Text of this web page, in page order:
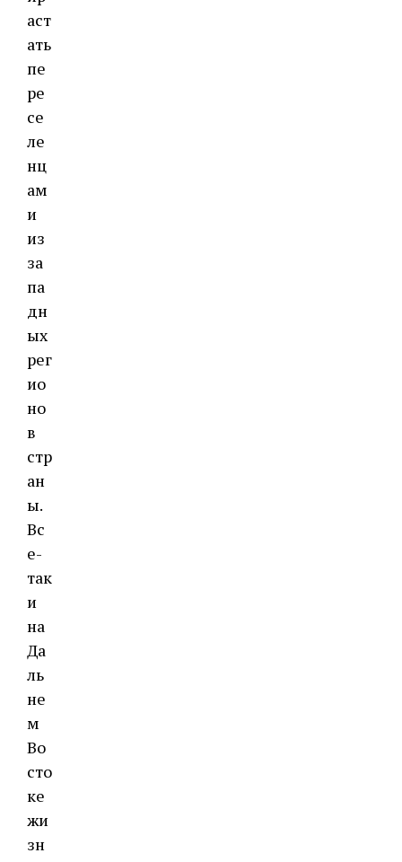
аст
ать
пе
ре
се
ле
нц
ам
и
из
за
па
дн
ых
рег
ио
но
в
стр
ан
ы.
Вс
е-
так
и
на
Да
ль
не
м
Во
сто
ке
жи
зн